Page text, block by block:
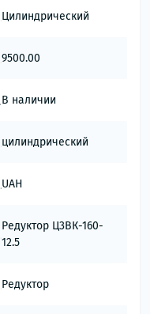
Цилиндрический
9500.00
В наличии
цилиндрический
UAH
Редуктор Ц3ВК-160-
12.5
Редуктор